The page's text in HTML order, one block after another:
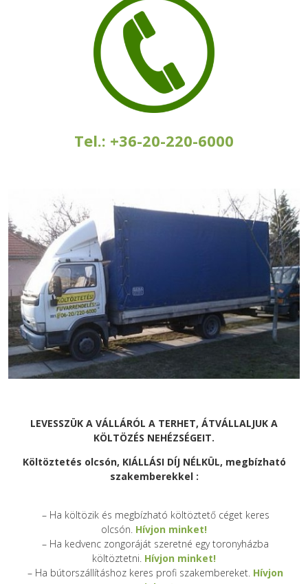
Tel.: +36-20-220-6000
LEVESSZÜK A VÁLLÁRÓL A TERHET, ÁTVÁLLALJUK A
KÖLTÖZÉS NEHÉZSÉGEIT.
Költöztetés olcsón, KIÁLLÁSI DÍJ NÉLKÜL, megbízható
szakemberekkel :
– Ha költözik és megbízható költöztető céget keres
olcsón. Hívjon minket!
– Ha kedvenc zongoráját szeretné egy toronyházba
költöztetni. Hívjon minket!
– Ha bútorszállításhoz keres profi szakembereket. Hívjon